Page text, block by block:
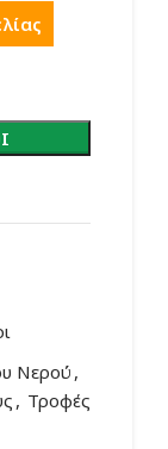
Νερού,
, Τροφές